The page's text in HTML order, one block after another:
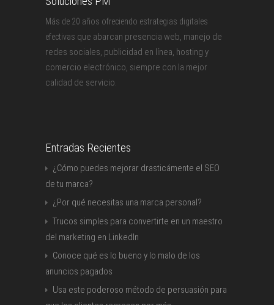
Más de 20 años ofreciendo estrategias digitales
efectivas que abarcan presencia web, manejo de
redes sociales, publicidad en línea, hosting y
comercio electrónico, siempre con la mejor
calidad de servicio.
Entradas Recientes
¿Cómo puedes mejorar drasticámente el SEO
de tu marca?
¿Por qué necesitas una marca personal?
Trucos simples para convertirte en un maestro
del marketing en LinkedIn
Conoce qué es lo bueno y lo malo de los
anuncios pagados
Usa este poderoso método de persuasión para